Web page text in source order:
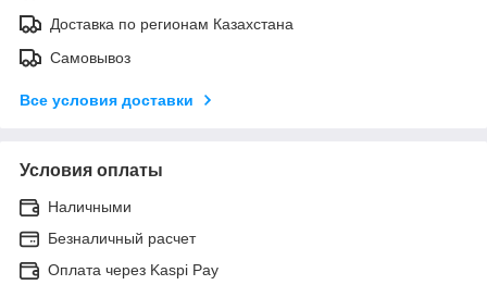
Доставка по регионам Казахстана
Самовывоз
Все условия доставки
Условия оплаты
Наличными
Безналичный расчет
Оплата через Kaspi Pay